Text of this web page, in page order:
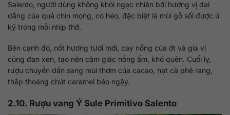
Salento, người dùng không khỏi ngạc nhiên bởi hương vị dai
dẳng của quả chín mọng, cỏ héo, đặc biệt là mùi gỗ sồi được ủ
kỹ trong mỗi nhịp thở.
Bên cạnh đó, nốt hương tươi mới, cay nồng của ớt và gia vị
cũng đan xen, tạo nên cảm giác nồng ấm, khó quên. Cuối ly,
rượu chuyển dần sang mùi thơm của cacao, hạt cà phê rang,
thấp thoáng chút caramel béo ngậy.
2.10. Rượu vang Ý Sule Primitivo Salento